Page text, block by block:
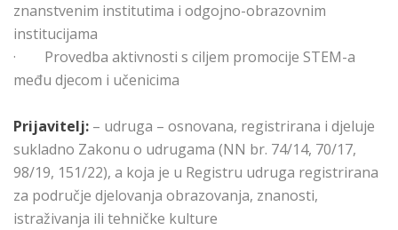
znanstvenim institutima i odgojno-obrazovnim
institucijama
· Provedba aktivnosti s ciljem promocije STEM-a
među djecom i učenicima
Prijavitelj: – udruga – osnovana, registrirana i djeluje
sukladno Zakonu o udrugama (NN br. 74/14, 70/17,
98/19, 151/22), a koja je u Registru udruga registrirana
za područje djelovanja obrazovanja, znanosti,
istraživanja ili tehničke kulture